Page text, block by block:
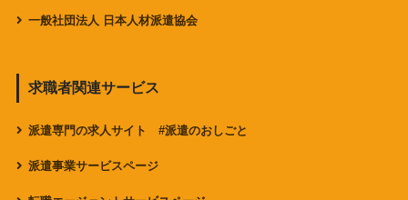
一般社団法人 日本人材派遣協会
求職者関連サービス
派遣専門の求人サイト #派遣のおしごと
派遣事業サービスページ